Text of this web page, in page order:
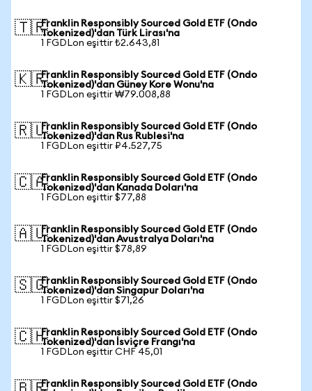
🇹🇷Franklin Responsibly Sourced Gold ETF (Ondo
Tokenized)'dan Türk Lirası'na
1 FGDLon eşittir ₺2.643,81
🇰🇷Franklin Responsibly Sourced Gold ETF (Ondo
Tokenized)'dan Güney Kore Wonu'na
1 FGDLon eşittir ₩79.008,88
🇷🇺Franklin Responsibly Sourced Gold ETF (Ondo
Tokenized)'dan Rus Rublesi'na
1 FGDLon eşittir ₽4.527,75
🇨🇦Franklin Responsibly Sourced Gold ETF (Ondo
Tokenized)'dan Kanada Doları'na
1 FGDLon eşittir $77,88
🇦🇺Franklin Responsibly Sourced Gold ETF (Ondo
Tokenized)'dan Avustralya Doları'na
1 FGDLon eşittir $78,89
🇸🇬Franklin Responsibly Sourced Gold ETF (Ondo
Tokenized)'dan Singapur Doları'na
1 FGDLon eşittir $71,26
🇨🇭Franklin Responsibly Sourced Gold ETF (Ondo
Tokenized)'dan İsviçre Frangı'na
1 FGDLon eşittir CHF 45,01
Franklin Responsibly Sourced Gold ETF (Ondo